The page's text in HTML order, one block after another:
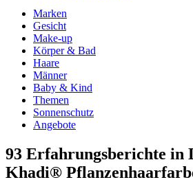
Marken
Gesicht
Make-up
Körper & Bad
Haare
Männer
Baby & Kind
Themen
Sonnenschutz
Angebote
93 Erfahrungsberichte in
Khadi®